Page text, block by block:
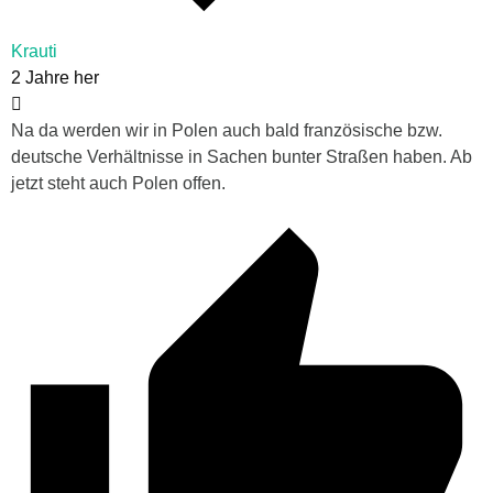
Krauti
2 Jahre her
Na da werden wir in Polen auch bald französische bzw.
deutsche Verhältnisse in Sachen bunter Straßen haben. Ab
jetzt steht auch Polen offen.